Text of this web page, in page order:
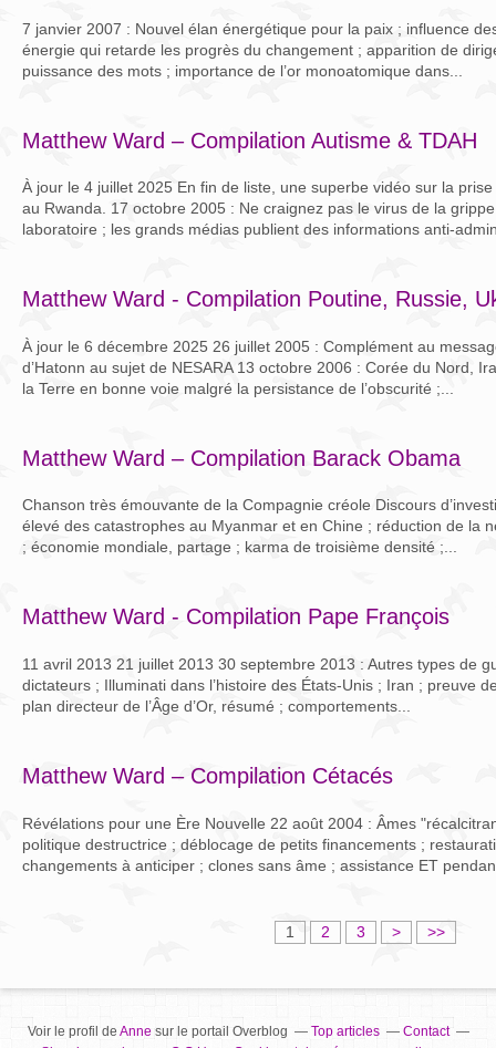
7 janvier 2007 : Nouvel élan énergétique pour la paix ; influence
énergie qui retarde les progrès du changement ; apparition de
puissance des mots ; importance de l’or monoatomique dans...
Matthew Ward – Compilation Autisme & TDAH
À jour le 4 juillet 2025 En fin de liste, une superbe vidéo sur la
au Rwanda. 17 octobre 2005 : Ne craignez pas le virus de la
laboratoire ; les grands médias publient des informations anti-
Matthew Ward - Compilation Poutine, Russie,
À jour le 6 décembre 2025 26 juillet 2005 : Complément au
d’Hatonn au sujet de NESARA 13 octobre 2006 : Corée du Nord,
la Terre en bonne voie malgré la persistance de l’obscurité ;...
Matthew Ward – Compilation Barack Obama
Chanson très émouvante de la Compagnie créole Discours
élevé des catastrophes au Myanmar et en Chine ; réduction de la
; économie mondiale, partage ; karma de troisième densité ;...
Matthew Ward - Compilation Pape François
11 avril 2013 21 juillet 2013 30 septembre 2013 : Autres types de
dictateurs ; Illuminati dans l’histoire des États-Unis ; Iran ; preuve
plan directeur de l’Âge d’Or, résumé ; comportements...
Matthew Ward – Compilation Cétacés
Révélations pour une Ère Nouvelle 22 août 2004 : Âmes
politique destructrice ; déblocage de petits financements ;
changements à anticiper ; clones sans âme ; assistance ET
1 2 3 > >>
Voir le profil de Annesur le portail Overblog Top articles
Contact